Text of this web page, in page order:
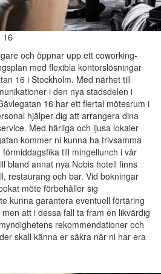
16
och öppnar upp ett coworking-
med flexibla kontorslösningar
16 i Stockholm. Med närhet till
i den nya stadsdelen i
16 har ett flertal mötesrum i
hjälper dig att arrangera dina
Med härliga och ljusa lokaler
kommer ni kunna ha trivsamma
till mingellunch i vår
bland annat nya Nobis hotell finns
restaurang och bar. Vid bokningar
möte förbehåller sig
kunna garantera eventuell förtäring
att i dessa fall ta fram en likvärdig
rekommendationer och
skall känna er säkra när ni har era